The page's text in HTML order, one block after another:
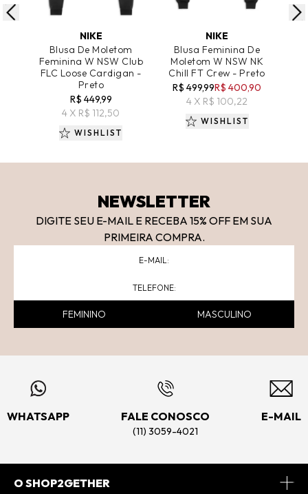
ADICIONAR AO CARRINHO
NIKE
Blusa De Moletom
Feminina W NSW Club
FLC Loose Cardigan -
Preto
R$ 449,99
4 X R$ 112,50
WISHLIST
NIKE
Blusa Feminina De
Moletom W NSW NK
Chill FT Crew - Preto
R$ 499,99R$ 400,90
4 X R$ 100,22
WISHLIST
NEWSLETTER
DIGITE SEU E-MAIL E RECEBA 15% OFF EM SUA
PRIMEIRA COMPRA.
FEMININO MASCULINO
WHATSAPP FALE CONOSCO
(11) 3059-4021
E-MAIL
O SHOP2GETHER